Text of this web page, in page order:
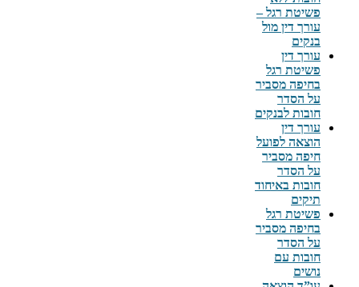
פשיטת רגל –
עורך דין מול
בנקים
עורך דין
פשיטת רגל
בחיפה מסביר
על הסדר
חובות לבנקים
עורך דין
הוצאה לפועל
חיפה מסביר
על הסדר
חובות באיחוד
תיקים
פשיטת רגל
בחיפה מסביר
על הסדר
חובות עם
נושים